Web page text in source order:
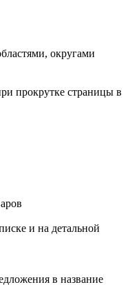
округами
прокрутке страницы в
и на детальной
в название